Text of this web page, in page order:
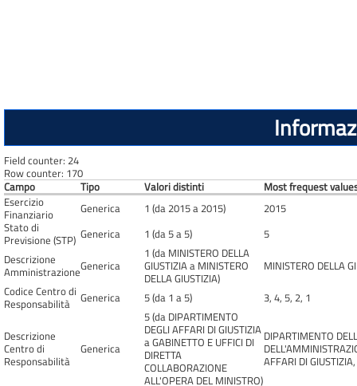
Field counter: 24
Row counter: 170
Campo
Tipo Valori distinti
Most frequest
Esercizio
Finanziario
Generica 1 (da 2015 a 2015)
2015
Stato di
Previsione (STP) Generica 1 (da 5 a 5)
5
Descrizione
AmministrazioneGenerica
1 (da MINISTERO DELLA
GIUSTIZIA a MINISTERO
DELLA GIUSTIZIA)
MINISTERO DELLA
Codice Centro di
Responsabilità
Generica 5 (da 1 a 5) 3, 4, 5, 2, 1
Descrizione
Centro di
Responsabilità
Generica
5 (da DIPARTIMENTO
DEGLI AFFARI DI GIUSTIZIA
a GABINETTO E UFFICI DI
DIRETTA
COLLABORAZIONE
ALL'OPERA DEL MINISTRO)
DIPARTIMENTO
AFFARI DI